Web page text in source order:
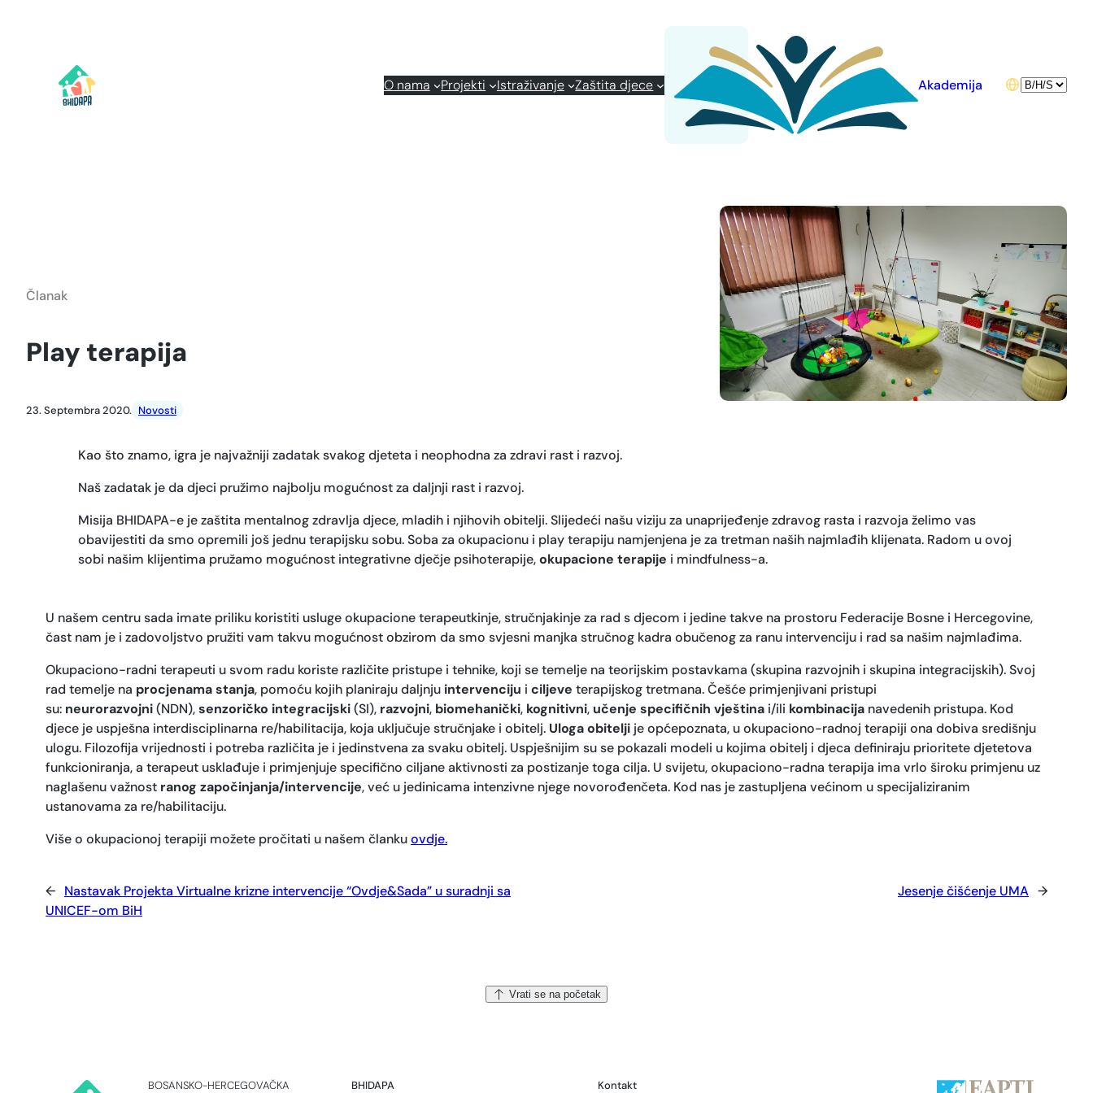
O nama
Projekti Istraživanje Zaštita djece Akademija Choose
a
Članak
Play terapija
23. Septembra 2020. Novosti
Kao što znamo, igra je najvažniji zadatak svakog djeteta i neophodna za zdravi rast i razvoj.
Naš zadatak je da djeci pružimo najbolju mogućnost za daljnji rast i razvoj.
Misija BHIDAPA-e je zaštita mentalnog zdravlja djece, mladih i njihovih obitelji. Slijedeći našu viziju za unaprijeđenje zdravog rasta i razvoja želimo vas
obavijestiti da smo opremili još jednu terapijsku sobu. Soba za okupacionu i play terapiju namjenjena je za tretman naših najmlađih klijenata. Radom u ovoj
sobi našim klijentima pružamo mogućnost integrativne dječje psihoterapije,okupacione terapije i mindfulness-a.
U našem centru sada imate priliku koristiti usluge okupacione terapeutkinje, stručnjakinje za rad s djecom i jedine takve na prostoru Federacije Bosne i Hercegovine,
čast nam je i zadovoljstvo pružiti vam takvu mogućnost obzirom da smo svjesni manjka stručnog kadra obučenog za ranu intervenciju i rad sa našim najmlađima.
Okupaciono-radni terapeuti u svom radu koriste različite pristupe i tehnike, koji se temelje na teorijskim postavkama (skupina razvojnih i skupina integracijskih). Svoj
rad temelje na procjenama stanja, pomoću kojih planiraju daljnju intervenciju i ciljeve terapijskog tretmana. Češće primjenjivani pristupi
su: neurorazvojni(NDN),senzoričko integracijski(SI), razvojni, biomehanički, kognitivni, učenje specifičnih vještina i/ili kombinacija navedenih pristupa. Kod
djece je uspješna interdisciplinarna re/habilitacija, koja uključuje stručnjake i obitelj. Uloga obitelji je općepoznata, u okupaciono-radnoj terapiji ona dobiva središnju
ulogu. Filozofija vrijednosti i potreba različita je i jedinstvena za svaku obitelj. Uspješnijim su se pokazali modeli u kojima obitelj i djeca definiraju prioritete djetetova
funkcioniranja, a terapeut usklađuje i primjenjuje specifično ciljane aktivnosti za postizanje toga cilja. U svijetu, okupaciono-radna terapija ima vrlo široku primjenu uz
naglašenu važnost ranog započinjanja/intervencije, već u jedinicama intenzivne njege novorođenčeta. Kod nas je zastupljena većinom u specijaliziranim
ustanovama za re/habilitaciju.
Više o okupacionoj terapiji možete pročitati u našem člankuovdje.
← Nastavak Projekta Virtualne krizne intervencije “Ovdje&Sada” u suradnji sa
UNICEF-om BiH
Jesenje čišćenje UMA →
Vrati se na početak
BOSANSKO-HERCEGOVAČKA BHIDAPA Kontakt